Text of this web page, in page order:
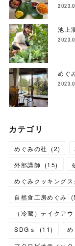
池上
めぐ
カテゴリ
めぐみの杜 (2)
外部講師 (15)
めぐみクッキングス
自然食工房めぐみ
(
（冷蔵）テイクア
SDGｓ
(11) め